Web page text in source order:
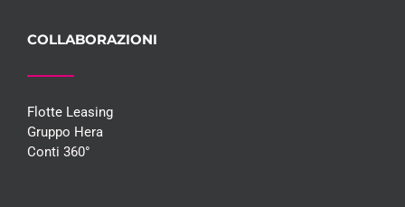
COLLABORAZIONI
Flotte Leasing
Gruppo Hera
Conti 360°